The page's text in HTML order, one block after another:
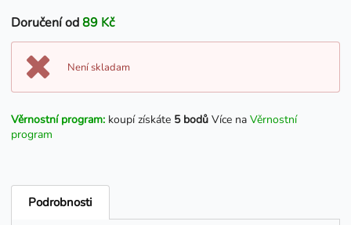
Doručení od89 Kč
Není skladam
Věrnostní program: koupí získáte 5 bodů Více na Věrnostní
program
Podrobnosti